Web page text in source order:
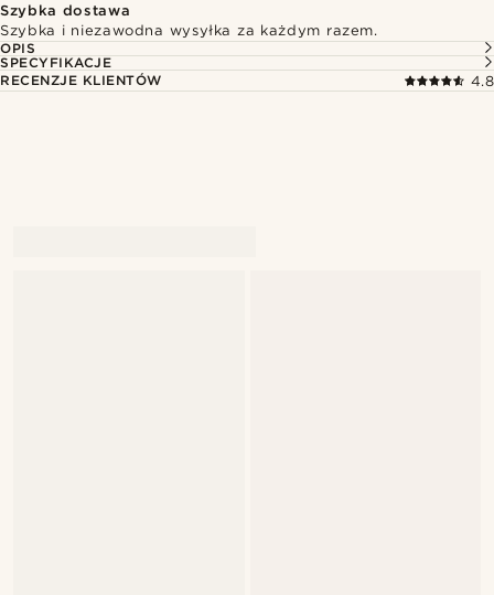
Szybka dostawa
Szybka i niezawodna wysyłka za każdym razem.
OPIS
SPECYFIKACJE
RECENZJE KLIENTÓW
4.8